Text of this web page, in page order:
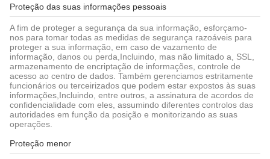
Proteção das suas informações pessoais
A fim de proteger a segurança da sua informação, esforçamo-
nos para tomar todas as medidas de segurança razoáveis para
proteger a sua informação, em caso de vazamento de
informação, danos ou perda,Incluindo, mas não limitado a, SSL,
armazenamento de encriptação de informações, controle de
acesso ao centro de dados. Também gerenciamos estritamente
funcionários ou terceirizados que podem estar expostos às suas
informações,Incluindo, entre outros, a assinatura de acordos de
confidencialidade com eles, assumindo diferentes controlos das
autoridades em função da posição e monitorizando as suas
operações.
Proteção menor